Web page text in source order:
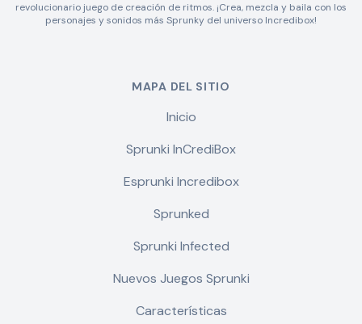
revolucionario juego de creación de ritmos. ¡Crea, mezcla y baila con los
personajes y sonidos más Sprunky del universo Incredibox!
MAPA DEL SITIO
Inicio
Sprunki InCrediBox
Esprunki Incredibox
Sprunked
Sprunki Infected
Nuevos Juegos Sprunki
Características